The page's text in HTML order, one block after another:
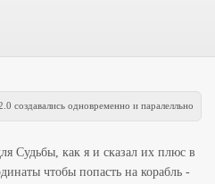
создавались одновременно и паралелльно
Судьбы, как я и сказал их плюс в
чтобы попасть на корабль -